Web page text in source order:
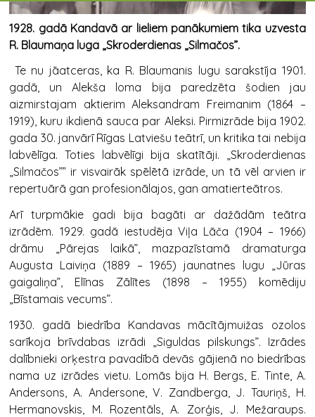
1928. gadā Kandavā ar lieliem panākumiem tika uzvesta
R. Blaumaņa luga „Skroderdienas „Silmačos”.
Te nu jāatceras, ka R. Blaumanis lugu sarakstīja 1901.
gadā, un Alekša loma bija paredzēta šodien jau
aizmirstajam aktierim Aleksandram Freimanim (1864 –
1919), kuru ikdienā sauca par Aleksi. Pirmizrāde bija 1902.
gada 30. janvārī Rīgas Latviešu teātrī, un kritika tai nebija
labvēlīga. Toties labvēlīgi bija skatītāji. „Skroderdienas
„Silmačos”” ir visvairāk spēlētā izrāde, un tā vēl arvien ir
repertuārā gan profesionālajos, gan amatierteātros.
Arī turpmākie gadi bija bagāti ar dažādām teātra
izrādēm. 1929. gadā iestudēja Viļa Lāča (1904 – 1966)
drāmu „Pārejas laikā”, mazpazīstamā dramaturga
Augusta Laiviņa (1889 – 1965) jaunatnes lugu „Jūras
gaigaliņa”, Elīnas Zālītes (1898 – 1955) komēdiju
„Bīstamais vecums”.
1930. gadā biedrība Kandavas mācītājmuižas ozolos
sarīkoja brīvdabas izrādi „Siguldas pilskungs”. Izrādes
dalībnieki orķestra pavadībā devās gājienā no biedrības
nama uz izrādes vietu. Lomās bija H. Bergs, E. Tinte, A.
Andersons, A. Andersone, V. Zandberga, J. Tauriņš, H.
Hermanovskis, M. Rozentāls, A. Zorģis, J. Mežaraups.